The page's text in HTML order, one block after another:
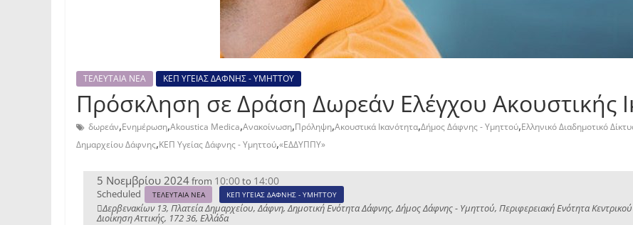
ΤΕΛΕΥΤΑΙΑ ΝΕΑ ΚΕΠ ΥΓΕΙΑΣ ΔΑΦΝΗΣ - ΥΜΗΤΤΟΥ
Πρόσκληση σε Δράση Δωρεάν Ελέγχου Ακουστικής
δωρεάν,Ενημέρωση,Akoustica Medica,Ανακοίνωση,Πρόληψη,Ακουστικά Ικανότητα,Δήμος Δάφνης - Υμηττού,Ελληνικό Διαδημοτικό
Δημαρχείου Δάφνης,ΚΕΠ Υγείας Δάφνης - Υμηττού,«ΕΔΔΥΠΠΥ»
5 Νοεμβρίου 2024from 10:00to 14:00
Scheduled ΤΕΛΕΥΤΑΙΑ ΝΕΑ ΚΕΠ ΥΓΕΙΑΣ ΔΑΦΝΗΣ - ΥΜΗΤΤΟΥ
Δερβενακίων 13, Πλατεία Δημαρχείου, Δάφνη, Δημοτική Ενότητα Δάφνης, Δήμος Δάφνης - Υμηττού, Περιφερειακή Ενότητα
Διοίκηση Αττικής, 172 36, Ελλάδα